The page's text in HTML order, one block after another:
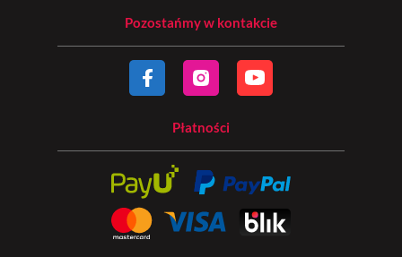
Pozostańmy w kontakcie
Płatności